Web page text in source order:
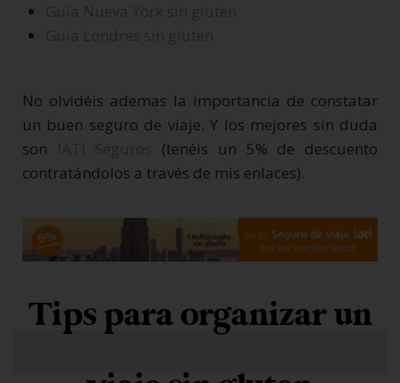
Guía Nueva York sin gluten
Guía Londres sin gluten
No olvidéis ademas la importancia de constatar
un buen seguro de viaje. Y los mejores sin duda
son IATI Seguros (tenéis un 5% de descuento
contratándolos a través de mis enlaces).
Tips para organizar un